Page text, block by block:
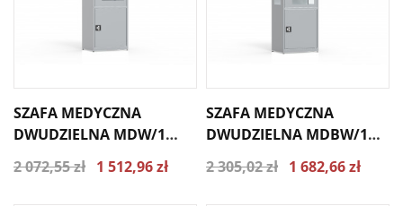
SZAFA MEDYCZNA
DWUDZIELNA MDW/1
PRZESZKLONE GÓRNE
DRZWI
2 072,55 zł 1 512,96 zł
SZAFA MEDYCZNA
DWUDZIELNA MDBW/1
PRZESZKLONE GÓRNE
DRZWI I BOKI
2 305,02 zł 1 682,66 zł